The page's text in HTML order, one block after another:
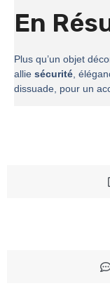
En
Plus qu’un objet
allie sécurité,
dissuade, pour un